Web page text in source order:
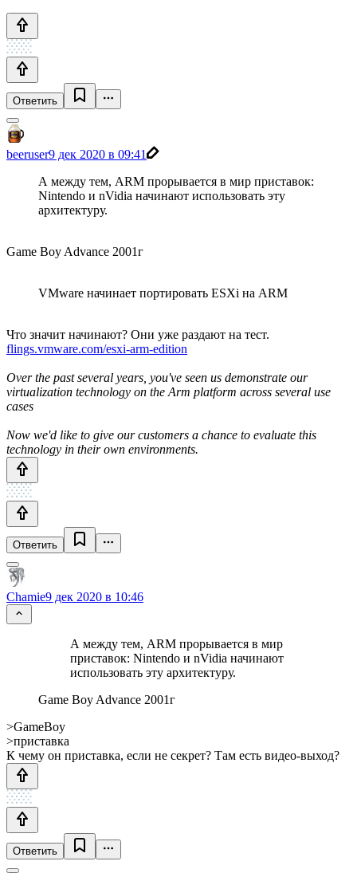
Ответить
beeruser9 дек 2020 в 09:41
А между тем, ARM прорывается в мир приставок:
Nintendo и nVidia начинают использовать эту
архитектуру.
Game Boy Advance 2001г
VMware начинает портировать ESXi на ARM
Что значит начинают? Они уже раздают на тест.
flings.vmware.com/esxi-arm-edition
Over the past several years, you've seen us demonstrate our
virtualization technology on the Arm platform across several use
cases
Now we'd like to give our customers a chance to evaluate this
technology in their own environments.
Ответить
Chamie9 дек 2020 в 10:46
А между тем, ARM прорывается в мир
приставок: Nintendo и nVidia начинают
использовать эту архитектуру.
Game Boy Advance 2001г
>GameBoy
>приставка
К чему он приставка, если не секрет? Там есть видео-выход?
Ответить